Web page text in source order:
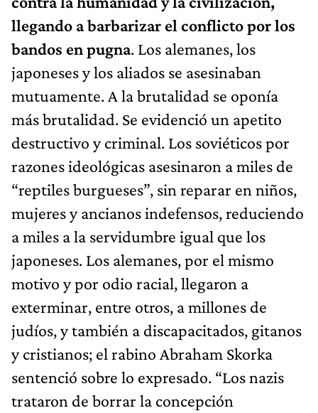
llegando a barbarizar el conflicto por los
bandos en pugna. Los alemanes, los
japoneses y los aliados se asesinaban
mutuamente. A la brutalidad se oponía
más brutalidad. Se evidenció un apetito
destructivo y criminal. Los soviéticos por
razones ideológicas asesinaron a miles de
“reptiles burgueses”, sin reparar en niños,
mujeres y ancianos indefensos, reduciendo
a miles a la servidumbre igual que los
japoneses. Los alemanes, por el mismo
motivo y por odio racial, llegaron a
exterminar, entre otros, a millones de
judíos, y también a discapacitados, gitanos
y cristianos; el rabino Abraham Skorka
sentenció sobre lo expresado. “Los nazis
trataron de borrar la concepción